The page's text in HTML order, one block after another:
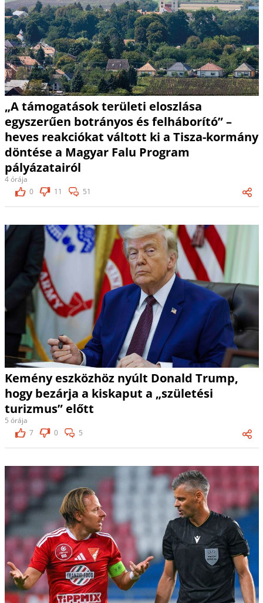
„A támogatások területi eloszlása
egyszerűen botrányos és felháborító” –
heves reakciókat váltott ki a Tisza-kormány
döntése a Magyar Falu Program
pályázatairól
4 órája
0
11 51
Kemény eszközhöz nyúlt Donald Trump,
hogy bezárja a kiskaput a „születési
turizmus” előtt
5 órája
7
0 5